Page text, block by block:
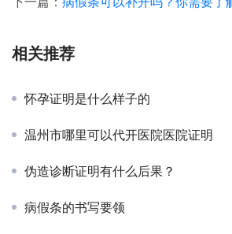
相关推荐
怀孕证明是什么样子的
温州市哪里可以代开医院医院证明
伪造诊断证明有什么后果？
病假条的书写要领